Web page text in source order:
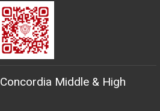
Concordia Middle & High